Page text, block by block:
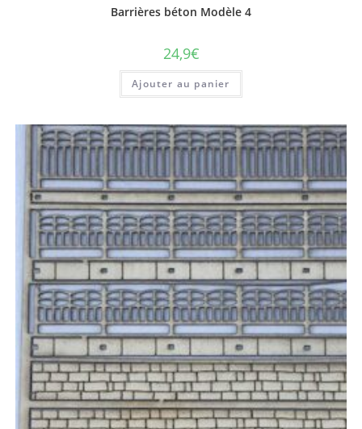
Barrières béton Modèle 4
24,9€
Ajouter au panier